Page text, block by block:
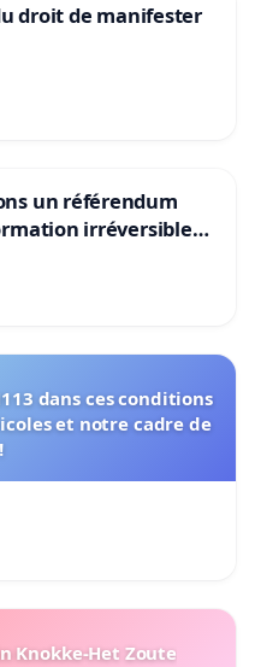
droit de manifester
un référendum
irréversible
dans ces conditions
et notre cadre de
Knokke-Het Zoute